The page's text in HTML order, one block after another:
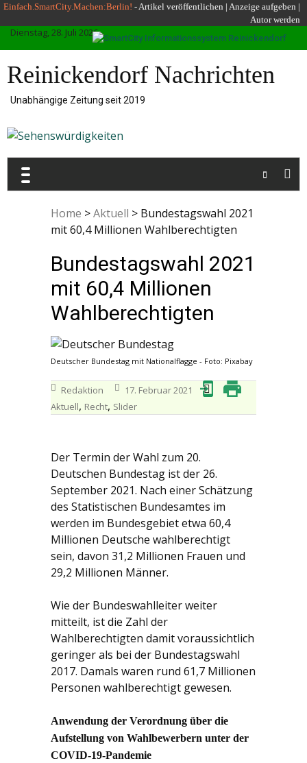
Skip
to
content
Einfach.SmartCity.Machen:Berlin! -Artikel veröffentlichen | Anzeige aufgeben |
Autor werden
Dienstag, 28. Juli 2026
Reinickendorf Nachrichten
Unabhängige Zeitung seit 2019
Home >Aktuell > Bundestagswahl 2021
mit 60,4 Millionen Wahlberechtigten
Bundestagswahl 2021
mit 60,4 Millionen
Wahlberechtigten
Deutscher Bundestag mit Nationalflagge - Foto: Pixabay
Redaktion
17. Februar 2021
Aktuell, Recht, Slider
Der Termin der Wahl zum 20.
Deutschen Bundestag ist der 26.
September 2021. Nach einer Schätzung
des Statistischen Bundesamtes im
werden im Bundesgebiet etwa 60,4
Millionen Deutsche wahlberechtigt
sein, davon 31,2 Millionen Frauen und
29,2 Millionen Männer.
Wie der Bundeswahlleiter weiter
mitteilt, ist die Zahl der
Wahlberechtigten damit voraussichtlich
geringer als bei der Bundestagswahl
2017. Damals waren rund 61,7 Millionen
Personen wahlberechtigt gewesen.
Anwendung der Verordnung über die
Aufstellung von Wahlbewerbern unter der
COVID-19-Pandemie